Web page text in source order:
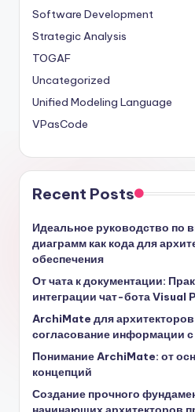
Software Development
Strategic Analysis
TOGAF
Uncategorized
Unified Modeling Language
VPasCode
Recent Posts
Идеальное руководство по
диаграмм как кода для
обеспечения
От чата к документации:
интеграции чат-бота Visual
ArchiMate для
согласование информации
Понимание ArchiMate: от
концепций
Создание прочного